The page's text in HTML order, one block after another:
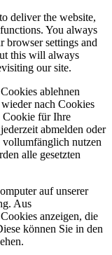
deliver the website,
You always
browser settings and
this will always
our site.
ablehnen
nach Cookies
Cookie für Ihre
abmelden oder
vollumfänglich nutzen
alle gesetzten
auf unserer
Aus
anzeigen, die
können Sie in den